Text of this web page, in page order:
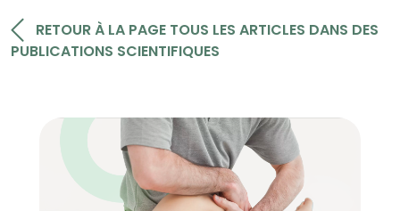
RETOUR À LA PAGE TOUS LES ARTICLES DANS DES
PUBLICATIONS SCIENTIFIQUES